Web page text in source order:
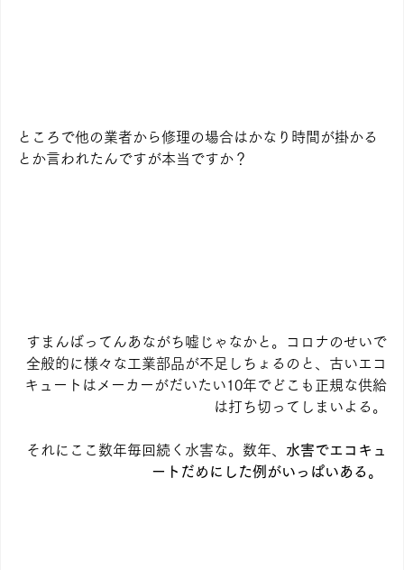
ところで他の業者から修理の場合はかなり時間が掛かる
とか言われたんですが本当ですか？
すまんばってんあながち嘘じゃなかと。コロナのせいで
全般的に様々な工業部品が不足しちょるのと、古いエコ
キュートはメーカーがだいたい10年でどこも正規な供給
は打ち切ってしまいよる。
それにここ数年毎回続く水害な。数年、 水害でエコキュ
ートだめにした例がいっぱいある。